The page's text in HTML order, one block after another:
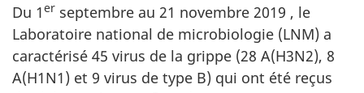
Du 1er septembre au 21 novembre 2019 , le
Laboratoire national de microbiologie (LNM) a
caractérisé 45 virus de la grippe (28 A(H3N2), 8
A(H1N1) et 9 virus de type B) qui ont été reçus